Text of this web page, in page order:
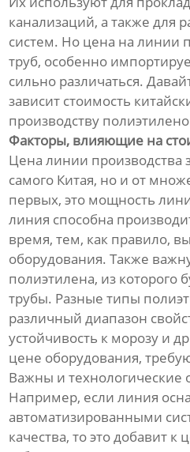
канализаций, а также для
систем. Но цена на линии
труб, особенно
сильно различаться.
зависит стоимость
производству
Факторы, влияющие на
Цена линии производства
самого Китая, но и от
первых, это мощность
линия способна
время, тем, как правило,
оборудования. Также
полиэтилена, из которого
трубы. Разные типы
различный диапазон
устойчивость к морозу и
цене оборудования,
Важны и технологические
Например, если линия
автоматизированными
качества, то это добавит